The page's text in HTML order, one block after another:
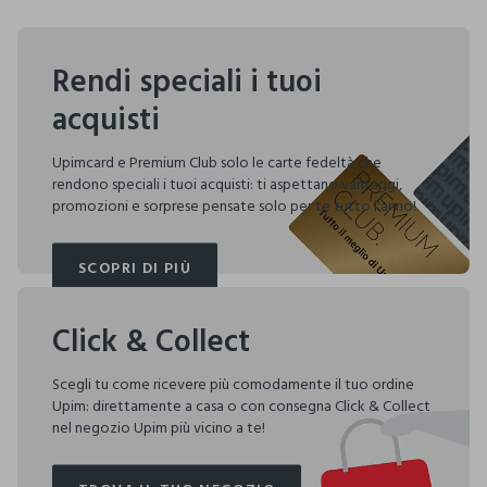
Rendi speciali i tuoi
acquisti
Upimcard e Premium Club solo le carte fedeltà che
rendono speciali i tuoi acquisti: ti aspettano vantaggi,
promozioni e sorprese pensate solo per te tutto l'anno!
SCOPRI DI PIÙ
SCOPRI DI PIÙ
Click & Collect
Scegli tu come ricevere più comodamente il tuo ordine
Upim: direttamente a casa o con consegna Click & Collect
nel negozio Upim più vicino a te!